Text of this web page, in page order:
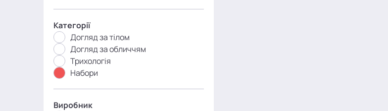
Категорії
Догляд за тілом
Догляд за обличчям
Трихологія
Набори
Виробник